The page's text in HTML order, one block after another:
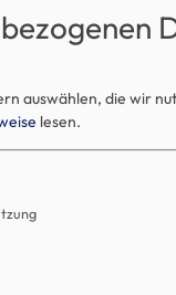
und
Regensburg
auswählen, die wir
lesen.